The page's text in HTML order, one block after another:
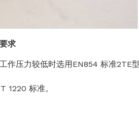
求
压力较低时选用EN854 标准2TE
1220 标准。